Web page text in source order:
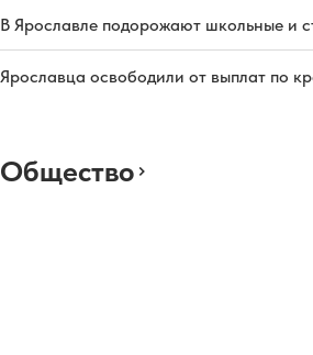
В Ярославле подорожают школьные и
Ярославца освободили от выплат по
Общество